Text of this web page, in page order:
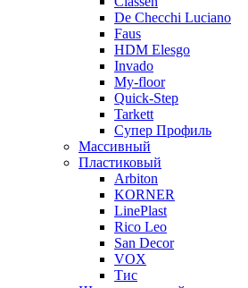
De Checchi Luciano
Faus
HDM Elesgo
Invado
My-floor
Quick-Step
Tarkett
Супер Профиль
Массивный
Пластиковый
Arbiton
KORNER
LinePlast
Rico Leo
San Decor
VOX
Тис